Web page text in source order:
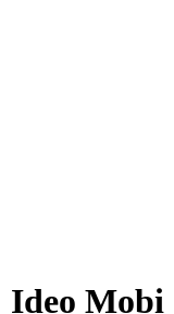
Mobi